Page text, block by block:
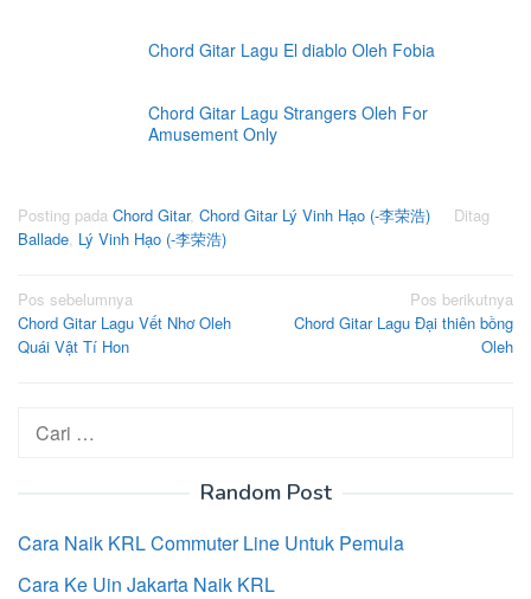
Chord Gitar Lagu El diablo Oleh Fobia
Chord Gitar Lagu Strangers Oleh For
Amusement Only
Posting pada Chord Gitar, Chord Gitar Lý Vinh Hạo (-李荣浩)
Ditag
Ballade, Lý Vinh Hạo (-李荣浩)
Navigasi
pos
Pos sebelumnya
Chord Gitar Lagu Vết Nhơ Oleh
Quái Vật Tí Hon
Pos berikutnya
Chord Gitar Lagu Đại thiên bồng
Oleh
Cari
untuk:
Random Post
Cara Naik KRL Commuter Line Untuk Pemula
Cara Ke Uin Jakarta Naik KRL